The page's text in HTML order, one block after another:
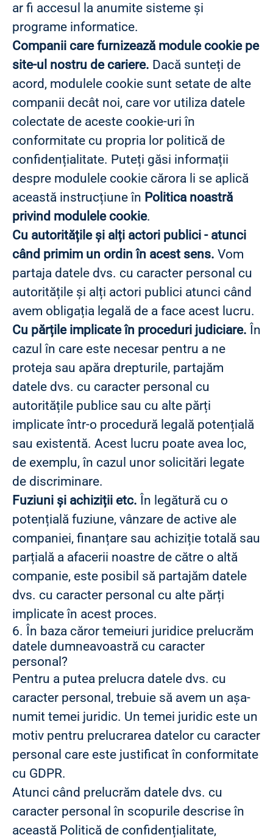
ar fi accesul la anumite sisteme și
programe informatice.
Companii care furnizează module cookie pe
site-ul nostru de cariere. Dacă sunteți de
acord, modulele cookie sunt setate de alte
companii decât noi, care vor utiliza datele
colectate de aceste cookie-uri în
conformitate cu propria lor politică de
confidențialitate. Puteți găsi informații
despre modulele cookie cărora li se aplică
această instrucțiune în Politica noastră
privind modulele cookie.
Cu autoritățile și alți actori publici - atunci
când primim un ordin în acest sens. Vom
partaja datele dvs. cu caracter personal cu
autoritățile și alți actori publici atunci când
avem obligația legală de a face acest lucru.
Cu părțile implicate în proceduri judiciare. În
cazul în care este necesar pentru a ne
proteja sau apăra drepturile, partajăm
datele dvs. cu caracter personal cu
autoritățile publice sau cu alte părți
implicate într-o procedură legală potențială
sau existentă. Acest lucru poate avea loc,
de exemplu, în cazul unor solicitări legate
de discriminare.
Fuziuni și achiziții etc. În legătură cu o
potențială fuziune, vânzare de active ale
companiei, finanțare sau achiziție totală sau
parțială a afacerii noastre de către o altă
companie, este posibil să partajăm datele
dvs. cu caracter personal cu alte părți
implicate în acest proces.
6. În baza căror temeiuri juridice prelucrăm
datele dumneavoastră cu caracter
personal?
Pentru a putea prelucra datele dvs. cu
caracter personal, trebuie să avem un așa-
numit temei juridic. Un temei juridic este un
motiv pentru prelucrarea datelor cu caracter
personal care este justificat în conformitate
cu GDPR.
Atunci când prelucrăm datele dvs. cu
caracter personal în scopurile descrise în
această Politică de confidențialitate,